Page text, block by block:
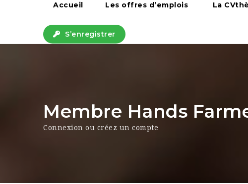
Accueil Les offres d’emplois La
S’enregistrer
Membre Hands
Connexion ou créez un compte